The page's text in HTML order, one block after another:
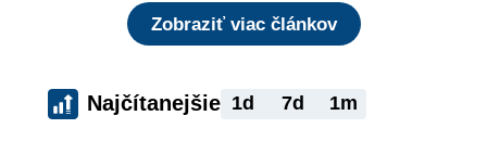
Zobraziť viac článkov
Najčítanejšie 1d 7d 1m